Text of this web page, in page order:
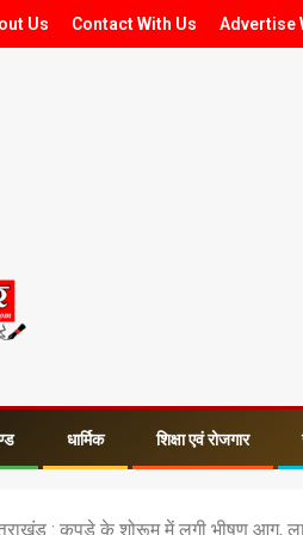
Us Contact With Us Advertise
धार्मिक शिक्षा एवं रोजगार
: कपड़े के शोरूम में लगी भीषण आग,